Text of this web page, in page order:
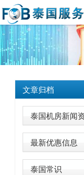
文章归档
泰国机房新闻
最新优惠信息
泰国常识